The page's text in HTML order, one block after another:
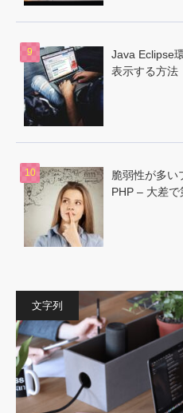
Java Eclipse
表示する方法
脆弱性が多い
PHP – 大差
文字列